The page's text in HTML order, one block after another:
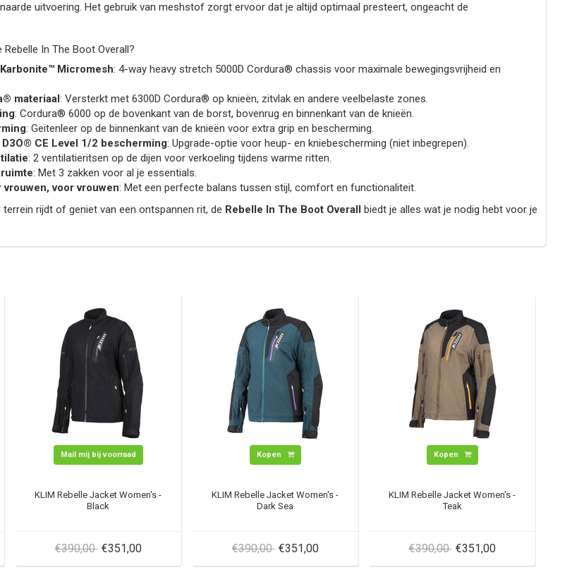
uitvoering. Het gebruik van meshstof zorgt ervoor dat je altijd optimaal presteert, ongeacht de
In The Boot Overall?
Micromesh: 4-way heavy stretch 5000D Cordura® chassis voor maximale bewegingsvrijheid en
materiaal: Versterkt met 6300D Cordura® op knieën, zitvlak en andere veelbelaste zones.
: Cordura® 6000 op de bovenkant van de borst, bovenrug en binnenkant van de knieën.
: Geitenleer op de binnenkant van de knieën voor extra grip en bescherming.
CE Level 1/2 bescherming: Upgrade-optie voor heup- en kniebescherming (niet inbegrepen).
: 2 ventilatieritsen op de dijen voor verkoeling tijdens warme ritten.
: Met 3 zakken voor al je essentials.
voor vrouwen: Met een perfecte balans tussen stijl, comfort en functionaliteit.
rijdt of geniet van een ontspannen rit, de Rebelle In The Boot Overall biedt je alles wat je nodig hebt voor je
Mail mij bij voorraad
KLIM Rebelle Jacket Women's -
Black
€390,00 €351,00
Kopen
KLIM Rebelle Jacket Women's -
Dark Sea
€390,00 €351,00
Kopen
KLIM Rebelle Jacket Women's -
Teak
€390,00 €351,00